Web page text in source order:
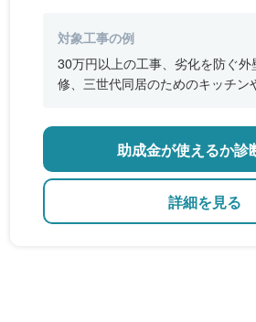
対象工事の例
30万円以上の工事、劣化を防ぐ
修、三世代同居のためのキッチン
詳細を見る
助成金が使えるか診